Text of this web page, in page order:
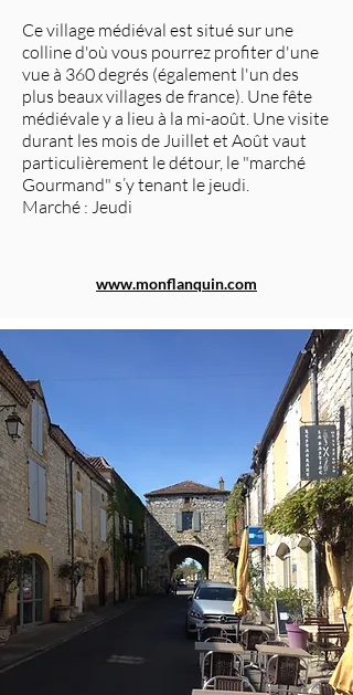
Ce village médiéval est situé sur une
colline d'où vous pourrez profiter d'une
vue à 360 degrés (également l'un des
plus beaux villages de france). Une fête
médiévale y a lieu à la mi-août. Une visite
durant les mois de Juillet et Août vaut
particulièrement le détour, le "marché
Gourmand" s’y tenant le jeudi.
Marché : Jeudi
www.monflanquin.com